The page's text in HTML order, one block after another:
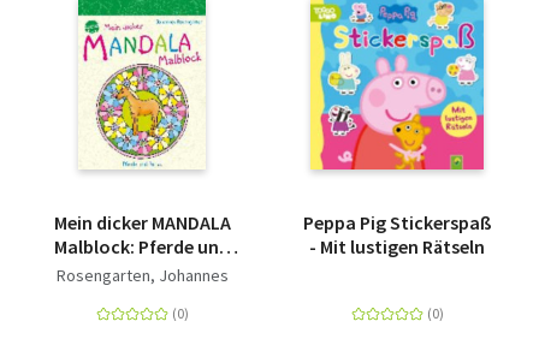
Mein dicker MANDALA
Malblock: Pferde und
Ponys
Rosengarten, Johannes
Peppa Pig Stickerspaß
- Mit lustigen Rätseln